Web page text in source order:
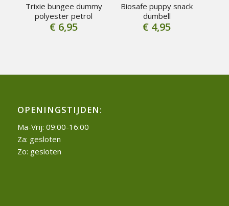
Trixie bungee dummy
polyester petrol
€ 6,95
Biosafe puppy snack
dumbell
€ 4,95
OPENINGSTIJDEN:
Ma-Vrij: 09:00-16:00
Za: gesloten
Zo: gesloten